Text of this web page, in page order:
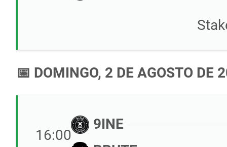
📅 DOMINGO, 2 DE AGOSTO DE
16:00
9INE